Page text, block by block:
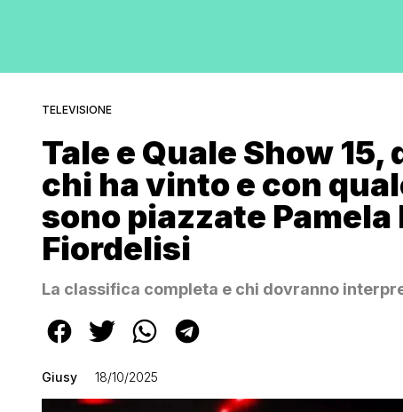
TELEVISIONE
Tale e Quale Show
chi ha vinto e con
sono piazzate
Fiordelisi
La classifica completa e chi dovranno
Giusy 18/10/2025